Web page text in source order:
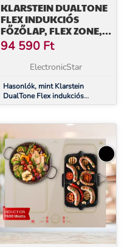
KLARSTEIN DUALTONE
FLEX INDUKCIÓS
FŐZŐLAP, FLEX ZONE,
LED KIJELZŐ, CSÚSZKA
VEZÉRLÉS, 7200 W
94 590 Ft
ElectronicStar
Hasonlók, mint Klarstein
DualTone Flex indukciós
főzőlap, Flex Zone, LED kijelző,